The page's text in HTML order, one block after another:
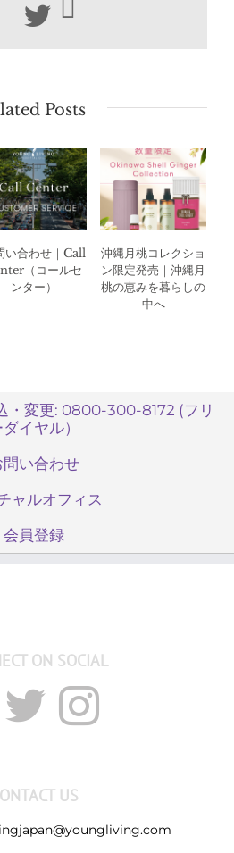
ア
マ
体
験
型
イ
ン
を
開
催！
は
Facebook
Twitter
Posts
い合わせ｜Call
（コールセ
ンター）
沖縄月桃コレクショ
ン限定発売｜沖縄月
桃の恵みを暮らしの
中へ
・変更: 0800-300-8172 (フリ
イヤル）
問い合わせ
ャルオフィス
会員登録
ON SOCIAL
US